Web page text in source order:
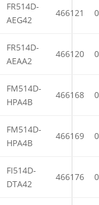
FR514D-
AEG42
466121
FR514D-
AEAA2
466120
FM514D-
HPA4B
466168
FM514D-
HPA4B
466169
FI514D-
DTA42
466176